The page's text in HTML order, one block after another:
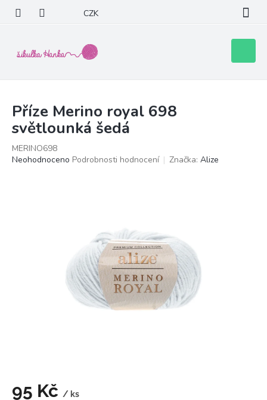
obsah
CZK
košík
Příze Merino royal 698
světlounká šedá
MERINO698
Průměrné
Neohodnoceno Podrobnosti hodnocení Značka: Alize
95 Kč / ks